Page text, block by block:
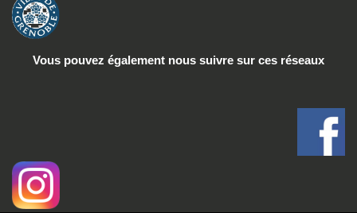
Vous pouvez également nous suivre sur ces réseaux